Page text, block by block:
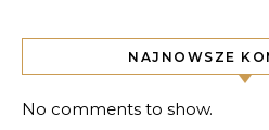
NAJNOWSZE
No comments to show.